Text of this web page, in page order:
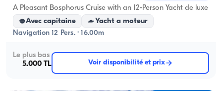
A Pleasant Bosphorus Cruise with an 12-Person Yacht de luxe
Avec capitaine
Yacht a moteur
Navigation 12 Pers. · 16.00m
Le plus bas
5.000 TL
Voir disponibilité et prix